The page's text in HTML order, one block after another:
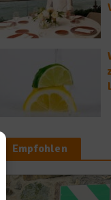
Empfohlen